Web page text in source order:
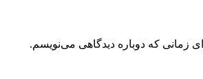
زمانی که دوباره دیدگاهی می‌نویسم.